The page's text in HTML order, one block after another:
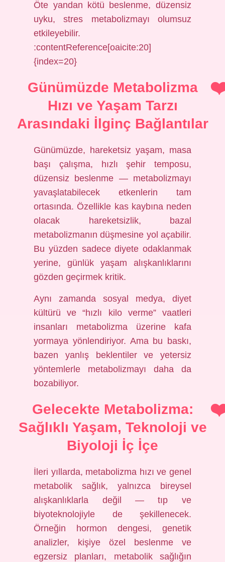
Öte yandan kötü beslenme, düzensiz
uyku, stres metabolizmayı olumsuz
etkileyebilir.
:contentReference[oaicite:20]
{index=20}
Günümüzde Metabolizma
Hızı ve Yaşam Tarzı
Arasındaki İlginç Bağlantılar
Günümüzde, hareketsiz yaşam, masa
başı çalışma, hızlı şehir temposu,
düzensiz beslenme — metabolizmayı
yavaşlatabilecek etkenlerin tam
ortasında. Özellikle kas kaybına neden
olacak hareketsizlik, bazal
metabolizmanın düşmesine yol açabilir.
Bu yüzden sadece diyete odaklanmak
yerine, günlük yaşam alışkanlıklarını
gözden geçirmek kritik.
Aynı zamanda sosyal medya, diyet
kültürü ve “hızlı kilo verme” vaatleri
insanları metabolizma üzerine kafa
yormaya yönlendiriyor. Ama bu baskı,
bazen yanlış beklentiler ve yetersiz
yöntemlerle metabolizmayı daha da
bozabiliyor.
Gelecekte Metabolizma:
Sağlıklı Yaşam, Teknoloji ve
Biyoloji İç İçe
İleri yıllarda, metabolizma hızı ve genel
metabolik sağlık, yalnızca bireysel
alışkanlıklarla değil — tıp ve
biyoteknolojiyle de şekillenecek.
Örneğin hormon dengesi, genetik
analizler, kişiye özel beslenme ve
egzersiz planları, metabolik sağlığın